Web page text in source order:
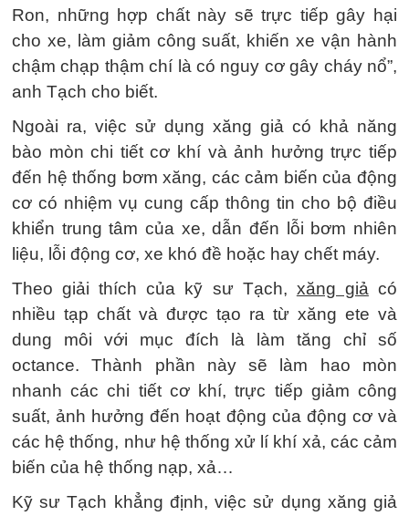
Ron, những hợp chất này sẽ trực tiếp gây hại
cho xe, làm giảm công suất, khiến xe vận hành
chậm chạp thậm chí là có nguy cơ gây cháy nổ”,
anh Tạch cho biết.
Ngoài ra, việc sử dụng xăng giả có khả năng
bào mòn chi tiết cơ khí và ảnh hưởng trực tiếp
đến hệ thống bơm xăng, các cảm biến của động
cơ có nhiệm vụ cung cấp thông tin cho bộ điều
khiển trung tâm của xe, dẫn đến lỗi bơm nhiên
liệu, lỗi động cơ, xe khó đề hoặc hay chết máy.
Theo giải thích của kỹ sư Tạch, xăng giả có
nhiều tạp chất và được tạo ra từ xăng ete và
dung môi với mục đích là làm tăng chỉ số
octance. Thành phần này sẽ làm hao mòn
nhanh các chi tiết cơ khí, trực tiếp giảm công
suất, ảnh hưởng đến hoạt động của động cơ và
các hệ thống, như hệ thống xử lí khí xả, các cảm
biến của hệ thống nạp, xả…
Kỹ sư Tạch khẳng định, việc sử dụng xăng giả